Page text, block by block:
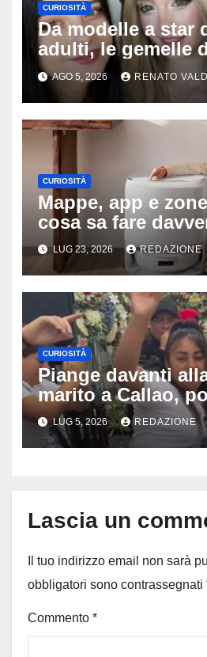
CURIOSITÀ
Da modelle a star
adulti, le gemelle
follower
‘Nostra madre ci
sostiene’
AGO 5, 2026 RENATO
CURIOSITÀ
Mappe, app e
cosa sa fare
aspirapolvere oggi
LUG 23, 2026 REDAZIONE
CURIOSITÀ
Piange davanti
marito a Callao,
tutto: il gesto
funerale divide
persone
LUG 5, 2026 REDAZIONE
Lascia un
Il tuo indirizzo email non sarà
obbligatori sono contrassegnati
Commento *